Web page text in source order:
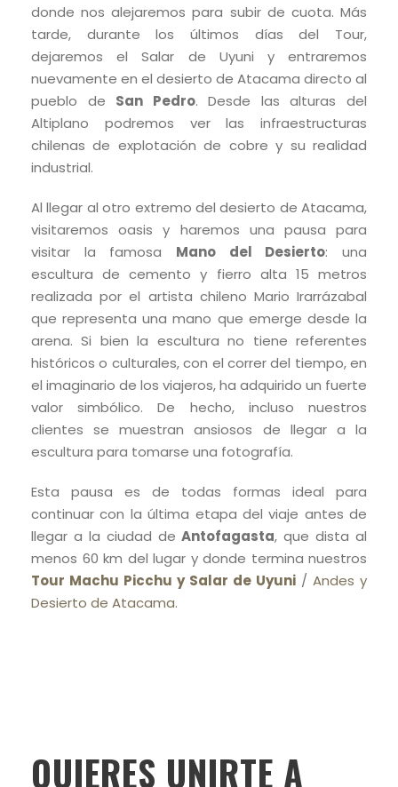
donde nos alejaremos para subir de cuota. Más
tarde, durante los últimos días del Tour,
dejaremos el Salar de Uyuni y entraremos
nuevamente en el desierto de Atacama directo al
pueblo de San Pedro. Desde las alturas del
Altiplano podremos ver las infraestructuras
chilenas de explotación de cobre y su realidad
industrial.
Al llegar al otro extremo del desierto de Atacama,
visitaremos oasis y haremos una pausa para
visitar la famosa Mano del Desierto: una
escultura de cemento y fierro alta 15 metros
realizada por el artista chileno Mario Irarrázabal
que representa una mano que emerge desde la
arena. Si bien la escultura no tiene referentes
históricos o culturales, con el correr del tiempo, en
el imaginario de los viajeros, ha adquirido un fuerte
valor simbólico. De hecho, incluso nuestros
clientes se muestran ansiosos de llegar a la
escultura para tomarse una fotografía.
Esta pausa es de todas formas ideal para
continuar con la última etapa del viaje antes de
llegar a la ciudad deAntofagasta, que dista al
menos 60 km del lugar y donde termina nuestros
Tour Machu Picchu y Salar de Uyuni / Andes y
Desierto de Atacama.
QUIERES UNIRTE A